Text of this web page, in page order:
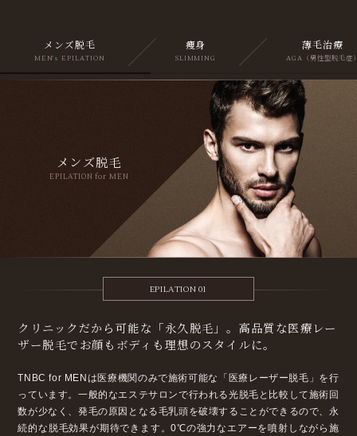
メンズ脱毛
MEN’s EPILATION
痩身
SLIMMING
薄毛治療
AGA（男性型脱毛症
メンズ脱毛
EPILATION for MEN
EPILATION 01
クリニックだから可能な「永久脱毛」。 高品質な医療レー
ザー脱毛で お顔もボディも理想のスタイルに。
TNBC for MENは医療機関のみで施術可能な「医療レーザー脱毛」を行
っています。一般的なエステサロンで行われる光脱毛と比較して施術回
数が少なく、発毛の原因となる毛乳頭を破壊することができるので、永
続的な脱毛効果が期待できます。0℃の強力なエアーを噴射しながら施